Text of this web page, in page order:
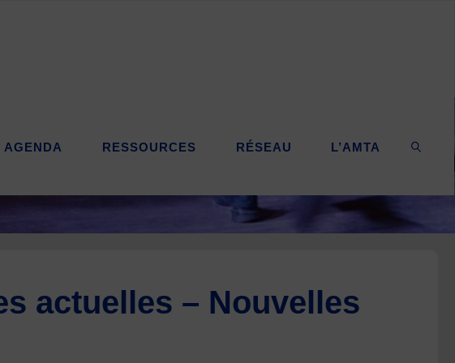
AGENDA RESSOURCES RÉSEAU L’AMTA
actuelles – Nouvelles